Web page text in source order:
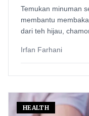
Temukan minuman sebelum tidur yang terbukti
membantu
dari teh hijau,
Irfan Farhani
HEALTH